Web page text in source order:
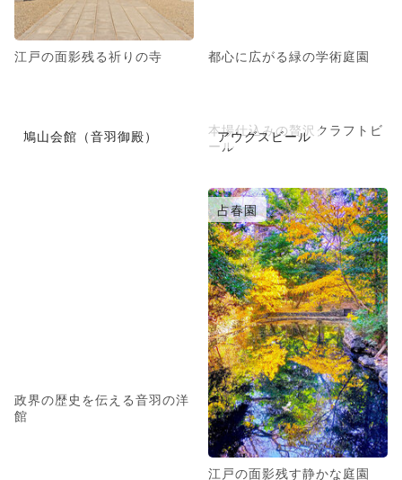
江戸の面影残る祈りの寺 都心に広がる緑の学術庭園
鳩山会館（音羽御殿）
政界の歴史を伝える音羽の洋
館
アウグスビール
本場仕込みの贅沢クラフトビ
ール
占春園
江戸の面影残す静かな庭園